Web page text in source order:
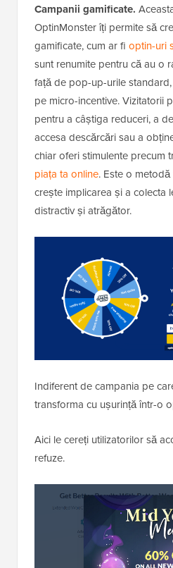
Campanii gamificate.
OptinMonster îți permite să
gamificate, cum ar fi optin-uri
sunt renumite pentru că au o
față de pop-up-urile
pe micro-incentive. Vizitatorii
pentru a câștiga reduceri, a
accesa descărcări sau a
chiar oferi stimulente precum
piața ta online. Este o
crește implicarea și a colecta
distractiv și atrăgător.
Indiferent de campania pe
transforma cu ușurință într-o
Aici le cereți utilizatorilor să
refuze.